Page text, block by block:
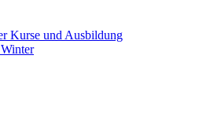
Kurse und Ausbildung